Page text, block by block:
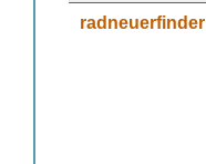
radneuerfinder